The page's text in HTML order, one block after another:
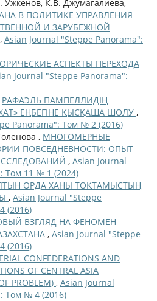
К.В. Джумагалиева,
В ПОЛИТИКЕ УПРАВЛЕНИЯ
И ЗАРУБЕЖНОЙ
, Asian Journal "Steppe Panorama":
АСПЕКТЫ ПЕРЕХОДА
Journal "Steppe Panorama":
РАФАЭЛЬ ПАМПЕЛЛИДІҢ
ЕҢБЕГІНЕ ҚЫСҚАША ШОЛУ ,
Panorama": Том № 2 (2016)
, МНОГОМЕРНЫЕ
ПОВСЕДНЕВНОСТИ: ОПЫТ
, Asian Journal
Том 11 № 1 (2024)
ОРДА ХАНЫ ТОҚТАМЫСТЫҢ
, Asian Journal "Steppe
(2016)
ВЗГЛЯД НА ФЕНОМЕН
, Asian Journal "Steppe
(2016)
CONFEDERATIONS AND
OF CENTRAL ASIA
PROBLEM) , Asian Journal
Том № 4 (2016)